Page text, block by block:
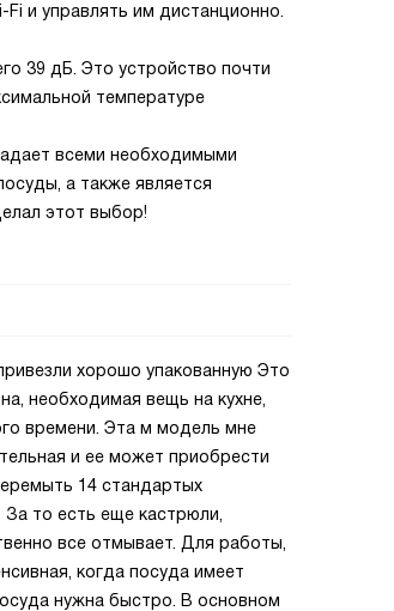
и управлять им дистанционно.
39 дБ. Это устройство почти
температуре
всеми необходимыми
а также является
этот выбор!
хорошо упакованную Это
необходимая вещь на кухне,
времени. Эта м модель мне
и ее может приобрести
14 стандартых
то есть еще кастрюли,
все отмывает. Для работы,
когда посуда имеет
нужна быстро. В основном